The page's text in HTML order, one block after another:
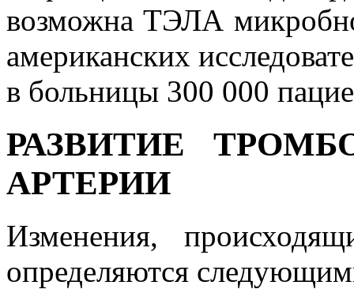
возможна ТЭЛА
американских
в больницы 300 000
РАЗВИТИЕ
АРТЕРИИ
Изменения,
определяются